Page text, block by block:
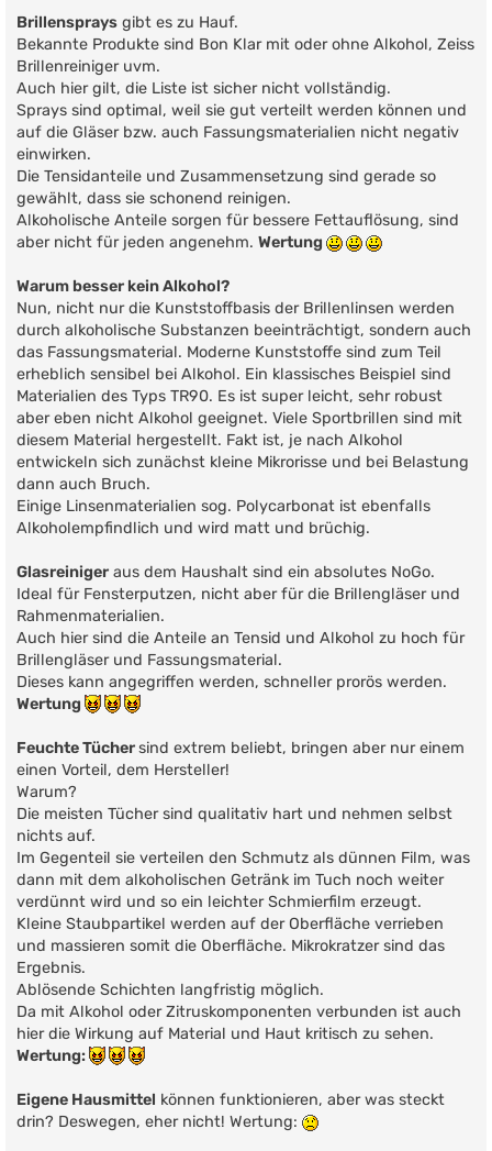
Brillensprays gibt es zu Hauf.
Bekannte Produkte sind Bon Klar mit oder ohne Alkohol, Zeiss
Brillenreiniger uvm.
Auch hier gilt, die Liste ist sicher nicht vollständig.
Sprays sind optimal, weil sie gut verteilt werden können und
auf die Gläser bzw. auch Fassungsmaterialien nicht negativ
einwirken.
Die Tensidanteile und Zusammensetzung sind gerade so
gewählt, dass sie schonend reinigen.
Alkoholische Anteile sorgen für bessere Fettauflösung, sind
aber nicht für jeden angenehm. Wertung
Warum besser kein Alkohol?
Nun, nicht nur die Kunststoffbasis der Brillenlinsen werden
durch alkoholische Substanzen beeinträchtigt, sondern auch
das Fassungsmaterial. Moderne Kunststoffe sind zum Teil
erheblich sensibel bei Alkohol. Ein klassisches Beispiel sind
Materialien des Typs TR90. Es ist super leicht, sehr robust
aber eben nicht Alkohol geeignet. Viele Sportbrillen sind mit
diesem Material hergestellt. Fakt ist, je nach Alkohol
entwickeln sich zunächst kleine Mikrorisse und bei Belastung
dann auch Bruch.
Einige Linsenmaterialien sog. Polycarbonat ist ebenfalls
Alkoholempfindlich und wird matt und brüchig.
Glasreiniger aus dem Haushalt sind ein absolutes NoGo.
Ideal für Fensterputzen, nicht aber für die Brillengläser und
Rahmenmaterialien.
Auch hier sind die Anteile an Tensid und Alkohol zu hoch für
Brillengläser und Fassungsmaterial.
Dieses kann angegriffen werden, schneller prorös werden.
Wertung
Feuchte Tüchersind extrem beliebt, bringen aber nur einem
einen Vorteil, dem Hersteller!
Warum?
Die meisten Tücher sind qualitativ hart und nehmen selbst
nichts auf.
Im Gegenteil sie verteilen den Schmutz als dünnen Film, was
dann mit dem alkoholischen Getränk im Tuch noch weiter
verdünnt wird und so ein leichter Schmierfilm erzeugt.
Kleine Staubpartikel werden auf der Oberfläche verrieben
und massieren somit die Oberfläche. Mikrokratzer sind das
Ergebnis.
Ablösende Schichten langfristig möglich.
Da mit Alkohol oder Zitruskomponenten verbunden ist auch
hier die Wirkung auf Material und Haut kritisch zu sehen.
Wertung:
Eigene Hausmittel können funktionieren, aber was steckt
drin? Deswegen, eher nicht! Wertung: